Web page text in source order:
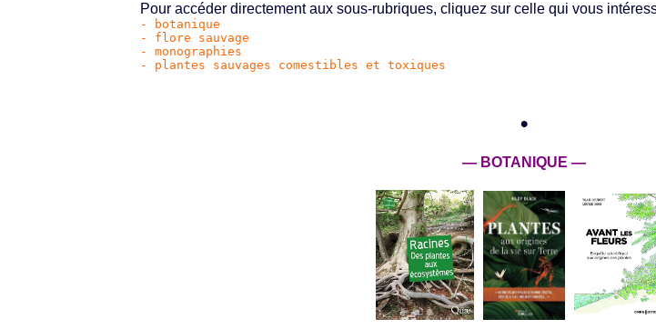
Pour accéder directement aux sous-rubriques, cliquez sur celle qui vous
- botanique
- flore sauvage
- monographies
- plantes sauvages comestibles et toxiques
•
— BOTANIQUE —